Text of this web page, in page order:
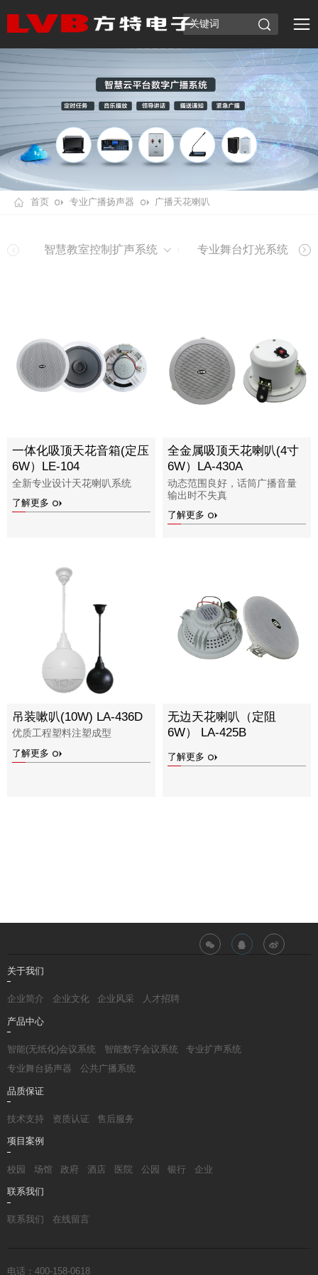
首页 专业广播扬声器 广播天花喇叭
智慧教室控制扩声系统 专业舞台灯光系统
一体化吸顶天花音箱(定压
6W）LE-104
全新专业设计天花喇叭系统
了解更多
全金属吸顶天花喇叭(4寸
6W）LA-430A
动态范围良好，话筒广播音量
输出时不失真
了解更多
吊装嗽叭(10W) LA-436D
优质工程塑料注塑成型
了解更多
无边天花喇叭（定阻
6W） LA-425B
了解更多
关于我们
企业简介 企业文化 企业风采 人才招聘
产品中心
智能(无纸化)会议系统 智能数字会议系统
专业扩声系统
专业舞台扬声器
公共广播系统
品质保证
技术支持 资质认证 售后服务
项目案例
校园 场馆 政府 酒店 医院 公园 银行 企业
联系我们
联系我们 在线留言
电话：400-158-0618